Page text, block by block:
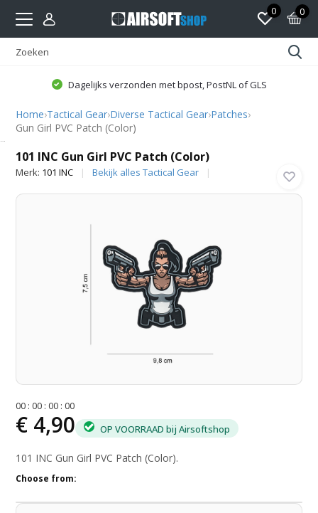
0 0
Dagelijks verzonden met bpost, PostNL of GLS
Home›Tactical Gear›Diverse Tactical Gear›Patches›
Gun Girl PVC Patch (Color)
101 INC Gun Girl PVC Patch (Color)
Merk: 101 INC Bekijk alles Tactical Gear
00 :00 :00 :00
€ 4,90 OP VOORRAAD bij Airsoftshop
101 INC Gun Girl PVC Patch (Color).
Choose from: